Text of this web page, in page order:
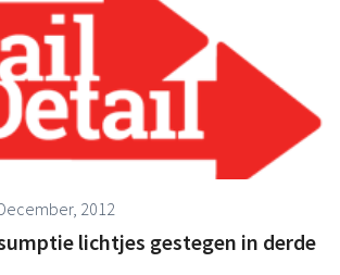
2012
lichtjes gestegen in derde